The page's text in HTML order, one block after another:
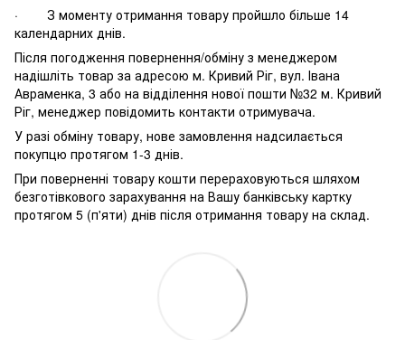
· З моменту отримання товару пройшло більше 14
календарних днів.
Після погодження повернення/обміну з менеджером
надішліть товар за адресою м. Кривий Ріг, вул. Івана
Авраменка, 3 або на відділення нової пошти №32 м. Кривий
Ріг, менеджер повідомить контакти отримувача.
У разі обміну товару, нове замовлення надсилається
покупцю протягом 1-3 днів.
При поверненні товару кошти перераховуються шляхом
безготівкового зарахування на Вашу банківську картку
протягом 5 (п'яти) днів після отримання товару на склад.